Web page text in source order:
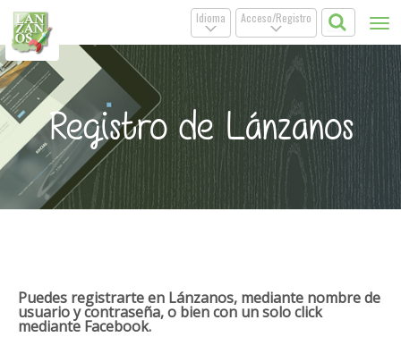
Acceso/Registro
.
Idioma
.
Registro de Lánzanos
Puedes registrarte en Lánzanos, mediante nombre de
usuario y contraseña, o bien con un solo click
mediante Facebook.